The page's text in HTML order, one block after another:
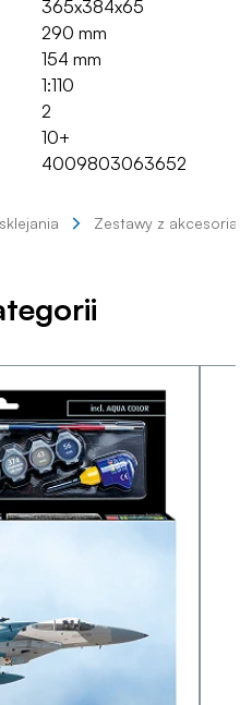
365x384x65
290 mm
154 mm
1:110
2
10+
4009803063652
Zestawy z akcesoriami